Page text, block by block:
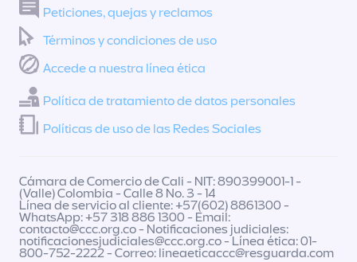
Peticiones, quejas y reclamos
Términos y condiciones de uso
Accede a nuestra línea ética
Política de tratamiento de datos personales
Políticas de uso de las Redes Sociales
Cámara de Comercio de Cali - NIT: 890399001-1 -
(Valle) Colombia - Calle 8 No. 3 - 14
Línea de servicio al cliente: +57(602) 8861300 -
WhatsApp: +57 318 886 1300 - Email:
contacto@ccc.org.co- Notificaciones judiciales:
notificacionesjudiciales@ccc.org.co- Línea ética: 01-
800-752-2222 - Correo: lineaeticaccc@resguarda.com